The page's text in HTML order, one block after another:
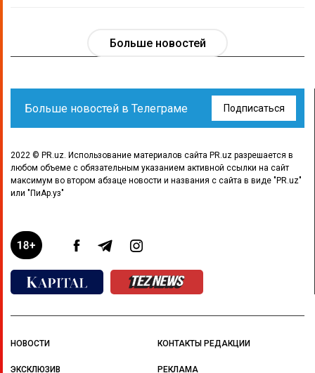
Больше новостей
Больше новостей в Телеграме Подписаться
2022 © PR.uz. Использование материалов сайта PR.uz разрешается в
любом объеме с обязательным указанием активной ссылки на сайт
максимум во втором абзаце новости и названия с сайта в виде "PR.uz"
или "ПиАр.уз"
НОВОСТИ
ЭКСКЛЮЗИВ
КОНТАКТЫ РЕДАКЦИИ
РЕКЛАМА